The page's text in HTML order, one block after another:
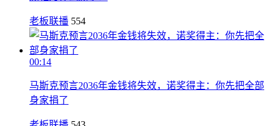
老板联播 554
00:14
马斯克预言2036年金钱将失效，诺奖得主：你先把全部
身家捐了